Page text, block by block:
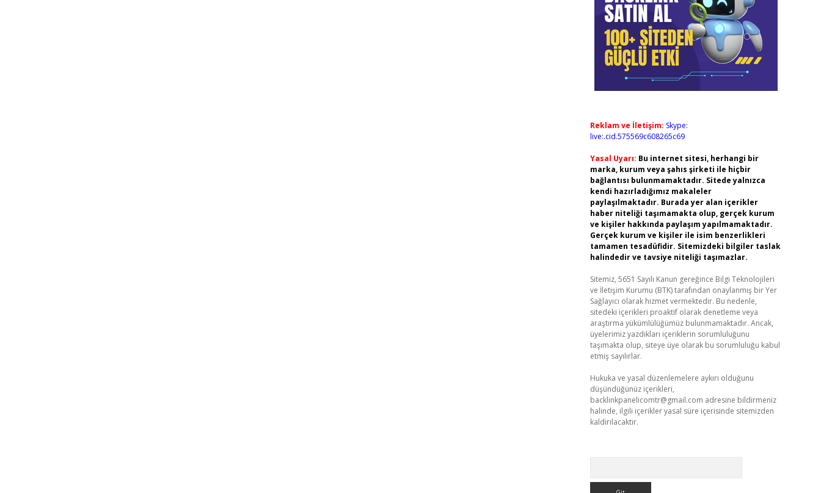
Reklam ve İletişim: Skype:
live:.cid.575569c608265c69
Yasal Uyarı: Bu internet sitesi, herhangi bir
marka, kurum veya şahıs şirketi ile hiçbir
bağlantısı bulunmamaktadır. Sitede yalnızca
kendi hazırladığımız makaleler
paylaşılmaktadır. Burada yer alan içerikler
haber niteliği taşımamakta olup, gerçek kurum
ve kişiler hakkında paylaşım yapılmamaktadır.
Gerçek kurum ve kişiler ile isim benzerlikleri
tamamen tesadüfidir. Sitemizdeki bilgiler taslak
halindedir ve tavsiye niteliği taşımazlar.
Sitemiz, 5651 Sayılı Kanun gereğince Bilgi Teknolojileri
ve İletişim Kurumu (BTK) tarafından onaylanmış bir Yer
Sağlayıcı olarak hizmet vermektedir. Bu nedenle,
sitedeki içerikleri proaktif olarak denetleme veya
araştırma yükümlülüğümüz bulunmamaktadır. Ancak,
üyelerimiz yazdıkları içeriklerin sorumluluğunu
taşımakta olup, siteye üye olarak bu sorumluluğu kabul
etmiş sayılırlar.
Hukuka ve yasal düzenlemelere aykırı olduğunu
düşündüğünüz içerikleri,
backlinkpanelicomtr@gmail.com adresine bildirmeniz
halinde, ilgili içerikler yasal süre içerisinde sitemizden
kaldırılacaktır.